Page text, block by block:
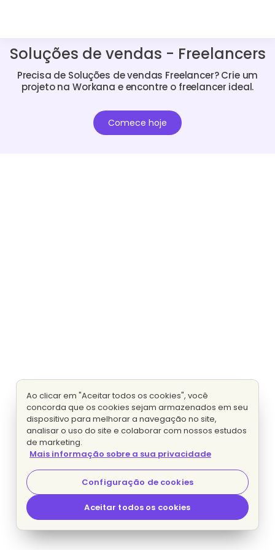
Soluções de vendas - Freelancers
Precisa de Soluções de vendas Freelancer? Crie um
projeto na Workana e encontre o freelancer ideal.
Comece hoje
Ao clicar em "Aceitar todos os cookies", você
concorda que os cookies sejam armazenados em seu
dispositivo para melhorar a navegação no site,
analisar o uso do site e colaborar com nossos estudos
de marketing.
Mais informação sobre a sua privacidade
Configuração de cookies
Aceitar todos os cookies